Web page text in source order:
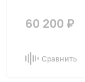
60 200 ₽
Сравнить